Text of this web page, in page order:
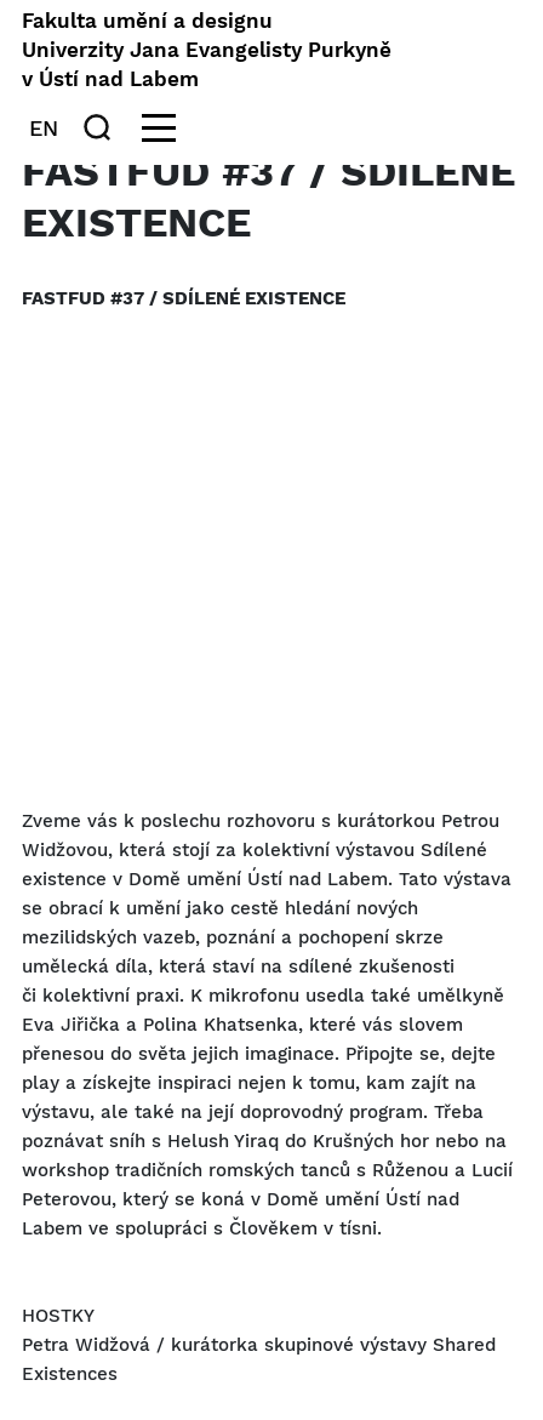
Fakulta umění a designu
Univerzity Jana Evangelisty Purkyně
v Ústí nad Labem
EN
FASTFUD #37 / SDÍLENÉ
EXISTENCE
FASTFUD #37 / SDÍLENÉ EXISTENCE
Zveme vás k poslechu rozhovoru s kurátorkou Petrou
Widžovou, která stojí za kolektivní výstavou Sdílené
existence v Domě umění Ústí nad Labem. Tato výstava
se obrací k umění jako cestě hledání nových
mezilidských vazeb, poznání a pochopení skrze
umělecká díla, která staví na sdílené zkušenosti
či kolektivní praxi. K mikrofonu usedla také umělkyně
Eva Jiřička a Polina Khatsenka, které vás slovem
přenesou do světa jejich imaginace. Připojte se, dejte
play a získejte inspiraci nejen k tomu, kam zajít na
výstavu, ale také na její doprovodný program. Třeba
poznávat sníh s Helush Yiraq do Krušných hor nebo na
workshop tradičních romských tanců s Růženou a Lucií
Peterovou, který se koná v Domě umění Ústí nad
Labem ve spolupráci s Člověkem v tísni.
HOSTKY
Petra Widžová / kurátorka skupinové výstavy Shared
Existences